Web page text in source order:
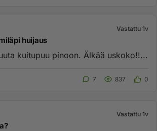
Vastattu 1v
huijaus
kuitupuu pinoon. Älkää uskoko!!...
7 837 0
Vastattu 1v